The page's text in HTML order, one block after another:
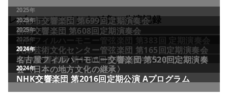
レビュー／コメントが多い公演記録
2025年
京都市交響楽団 第699回定期演奏会
2025年
群馬交響楽団 第608回定期演奏会
2025年
仙台フィルハーモニー管弦楽団 第383回 定期演奏会
2025年
兵庫芸術文化センター管弦楽団 第165回定期演奏会
2011年
NHK交響楽団 第1706回定期公演Aプログラム
2024年
名古屋フィルハーモニー交響楽団 第520回定期演奏
会〈日本の地方文化の継承〉
2024年
NHK交響楽団 第2016回定期公演 Aプログラム